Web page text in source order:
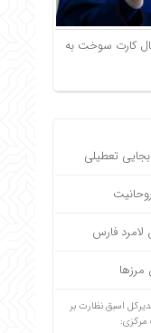
کارت سوخت به
تعطیلی
لامرد فارس
مرزها
اسبق نظارت بر
مرکزی: